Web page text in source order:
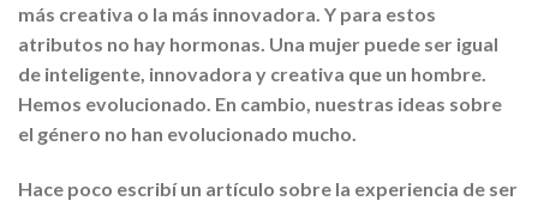
más creativa o la más innovadora. Y para estos
atributos no hay hormonas. Una mujer puede ser igual
de inteligente, innovadora y creativa que un hombre.
Hemos evolucionado. En cambio, nuestras ideas sobre
el género no han evolucionado mucho.
Hace poco escribí un artículo sobre la experiencia de ser